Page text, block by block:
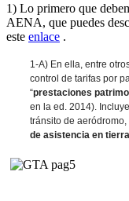
1) Lo primero que
AENA, que puedes
este enlace .
1-A) En ella, entre
control de tarifas por
“prestaciones
en la ed. 2014).
tránsito de
de asistencia en tierra